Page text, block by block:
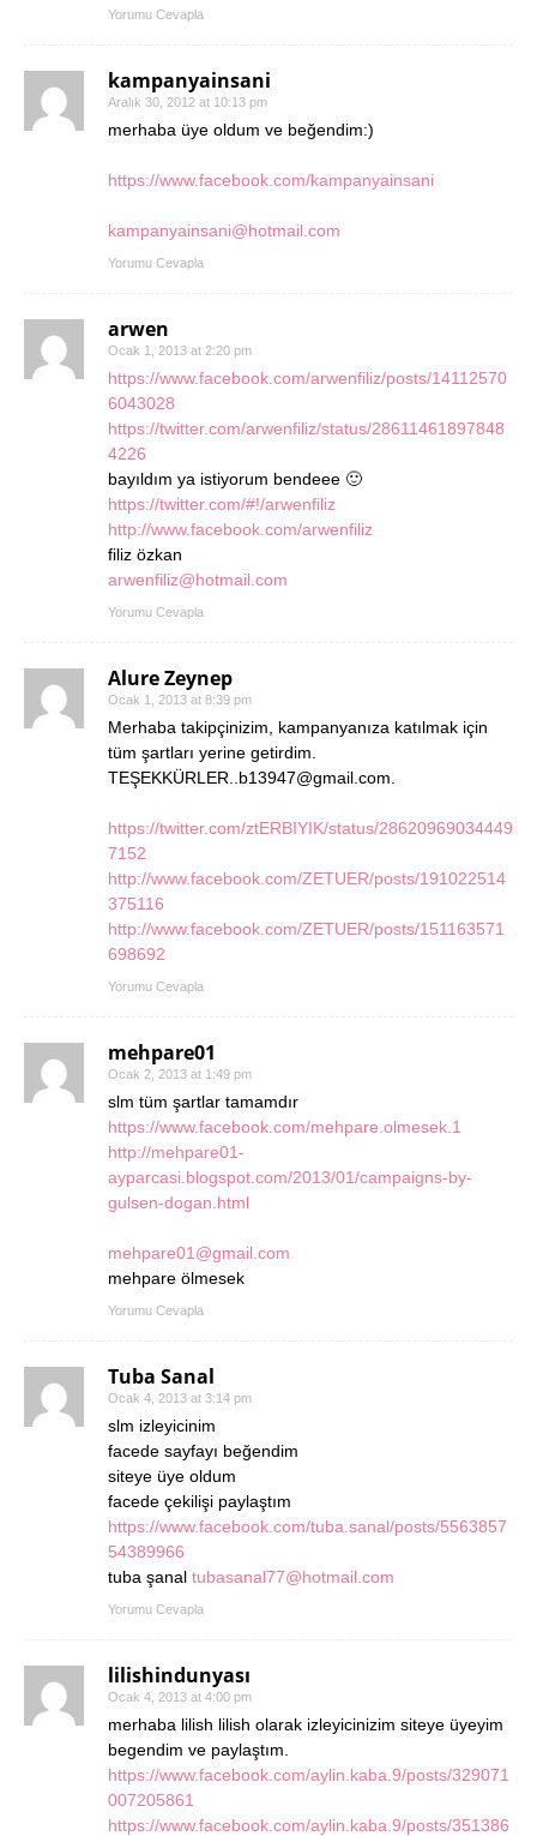
Yorumu Cevapla
kampanyainsani
Aralık 30, 2012 at 10:13 pm
merhaba üye oldum ve beğendim:)
https://www.facebook.com/kampanyainsani
kampanyainsani@hotmail.com
Yorumu Cevapla
arwen
Ocak 1, 2013 at 2:20 pm
https://www.facebook.com/arwenfiliz/posts/14112570
6043028
https://twitter.com/arwenfiliz/status/28611461897848
4226
bayıldım ya istiyorum bendeee 🙂
https://twitter.com/#!/arwenfiliz
http://www.facebook.com/arwenfiliz
filiz özkan
arwenfiliz@hotmail.com
Yorumu Cevapla
Alure Zeynep
Ocak 1, 2013 at 8:39 pm
Merhaba takipçinizim, kampanyanıza katılmak için
tüm şartları yerine getirdim.
TEŞEKKÜRLER..b13947@gmail.com.
https://twitter.com/ztERBIYIK/status/28620969034449
7152
http://www.facebook.com/ZETUER/posts/191022514
375116
http://www.facebook.com/ZETUER/posts/151163571
698692
Yorumu Cevapla
mehpare01
Ocak 2, 2013 at 1:49 pm
slm tüm şartlar tamamdır
https://www.facebook.com/mehpare.olmesek.1
http://mehpare01-
ayparcasi.blogspot.com/2013/01/campaigns-by-
gulsen-dogan.html
mehpare01@gmail.com
mehpare ölmesek
Yorumu Cevapla
Tuba Sanal
Ocak 4, 2013 at 3:14 pm
slm izleyicinim
facede sayfayı beğendim
siteye üye oldum
facede çekilişi paylaştım
https://www.facebook.com/tuba.sanal/posts/5563857
54389966
tuba şanal tubasanal77@hotmail.com
Yorumu Cevapla
lilishindunyası
Ocak 4, 2013 at 4:00 pm
merhaba lilish lilish olarak izleyicinizim siteye üyeyim
begendim ve paylaştım.
https://www.facebook.com/aylin.kaba.9/posts/329071
007205861
https://www.facebook.com/aylin.kaba.9/posts/351386